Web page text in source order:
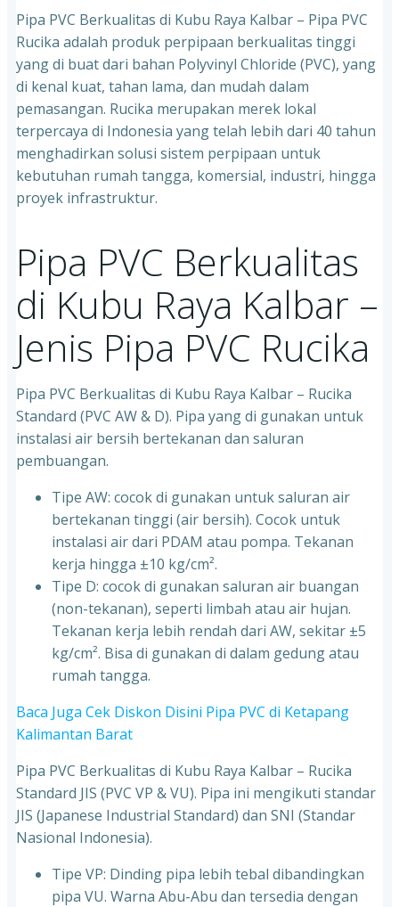
Pipa PVC Berkualitas di Kubu Raya Kalbar – Pipa PVC
Rucika adalah produk perpipaan berkualitas tinggi
yang di buat dari bahan Polyvinyl Chloride (PVC), yang
di kenal kuat, tahan lama, dan mudah dalam
pemasangan. Rucika merupakan merek lokal
terpercaya di Indonesia yang telah lebih dari 40 tahun
menghadirkan solusi sistem perpipaan untuk
kebutuhan rumah tangga, komersial, industri, hingga
proyek infrastruktur.
Pipa PVC Berkualitas
di Kubu Raya Kalbar –
Jenis Pipa PVC Rucika
Pipa PVC Berkualitas di Kubu Raya Kalbar – Rucika
Standard (PVC AW & D). Pipa yang di gunakan untuk
instalasi air bersih bertekanan dan saluran
pembuangan.
Tipe AW: cocok di gunakan untuk saluran air
bertekanan tinggi (air bersih). Cocok untuk
instalasi air dari PDAM atau pompa. Tekanan
kerja hingga ±10 kg/cm².
Tipe D: cocok di gunakan saluran air buangan
(non-tekanan), seperti limbah atau air hujan.
Tekanan kerja lebih rendah dari AW, sekitar ±5
kg/cm². Bisa di gunakan di dalam gedung atau
rumah tangga.
Baca Juga Cek Diskon Disini Pipa PVC di Ketapang
Kalimantan Barat
Pipa PVC Berkualitas di Kubu Raya Kalbar – Rucika
Standard JIS (PVC VP & VU). Pipa ini mengikuti standar
JIS (Japanese Industrial Standard) dan SNI (Standar
Nasional Indonesia).
Tipe VP: Dinding pipa lebih tebal dibandingkan
pipa VU. Warna Abu-Abu dan tersedia dengan